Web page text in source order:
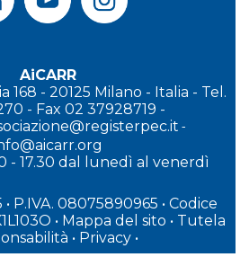
AiCARR
168 - 20125 Milano - Italia - Tel.
- Fax 02 37928719 -
-
- 17.30 dal lunedì al venerdì
• P.IVA. 08075890965 • Codice
• Mappa del sito • Tutela
• Privacy •